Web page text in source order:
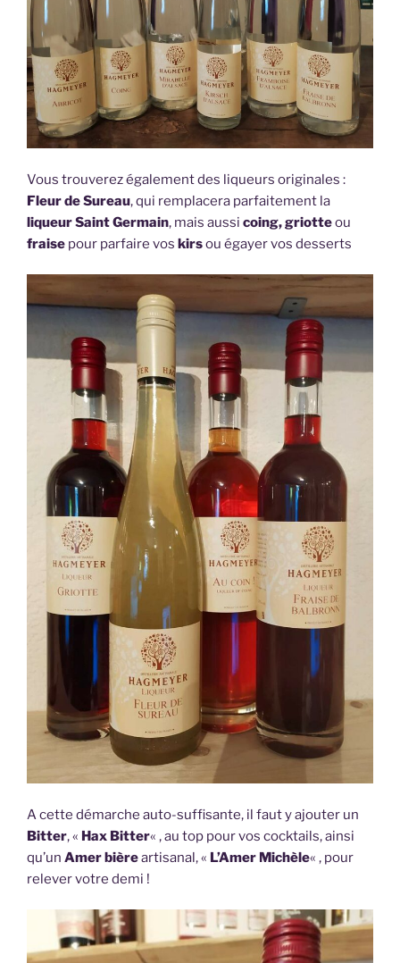
Vous trouverez également des liqueurs originales :
Fleur de Sureau, qui remplacera parfaitement la
liqueur Saint Germain, mais aussi coing, griotteou
fraise pour parfaire vos kirsou égayer vos desserts
A cette démarche auto-suffisante, il faut y ajouter un
Bitter, « Hax Bitter« , au top pour vos cocktails, ainsi
qu’un Amer bièreartisanal, « L’Amer Michèle« , pour
relever votre demi !